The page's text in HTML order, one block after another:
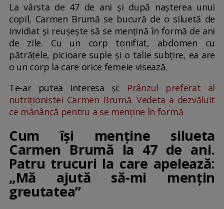
La vârsta de 47 de ani și după nașterea unui
copil, Carmen Brumă se bucură de o siluetă de
invidiat și reușește să se mențină în formă de ani
de zile. Cu un corp tonifiat, abdomen cu
pătrățele, picioare suple și o talie subțire, ea are
o un corp la care orice femeie visează.
Te-ar putea interesa și: Prânzul preferat al
nutriționistei Carmen Brumă. Vedeta a dezvăluit
ce mănâncă pentru a se menține în formă
Cum îşi menţine silueta
Carmen Brumă la 47 de ani.
Patru trucuri la care apelează:
„Mă ajută să-mi mențin
greutatea”